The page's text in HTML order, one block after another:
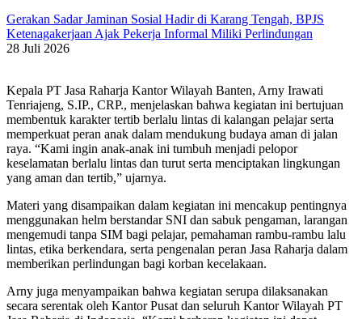
Gerakan Sadar Jaminan Sosial Hadir di Karang Tengah, BPJS
Ketenagakerjaan Ajak Pekerja Informal Miliki Perlindungan
28 Juli 2026
Kepala PT Jasa Raharja Kantor Wilayah Banten, Arny Irawati
Tenriajeng, S.IP., CRP., menjelaskan bahwa kegiatan ini bertujuan
membentuk karakter tertib berlalu lintas di kalangan pelajar serta
memperkuat peran anak dalam mendukung budaya aman di jalan
raya. “Kami ingin anak-anak ini tumbuh menjadi pelopor
keselamatan berlalu lintas dan turut serta menciptakan lingkungan
yang aman dan tertib,” ujarnya.
Materi yang disampaikan dalam kegiatan ini mencakup pentingnya
menggunakan helm berstandar SNI dan sabuk pengaman, larangan
mengemudi tanpa SIM bagi pelajar, pemahaman rambu-rambu lalu
lintas, etika berkendara, serta pengenalan peran Jasa Raharja dalam
memberikan perlindungan bagi korban kecelakaan.
Arny juga menyampaikan bahwa kegiatan serupa dilaksanakan
secara serentak oleh Kantor Pusat dan seluruh Kantor Wilayah PT